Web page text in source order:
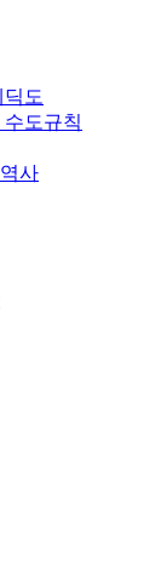
도
도규칙
사